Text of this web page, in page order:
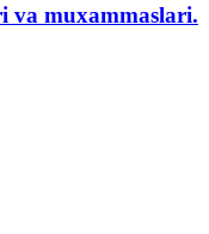
va muxammaslari.